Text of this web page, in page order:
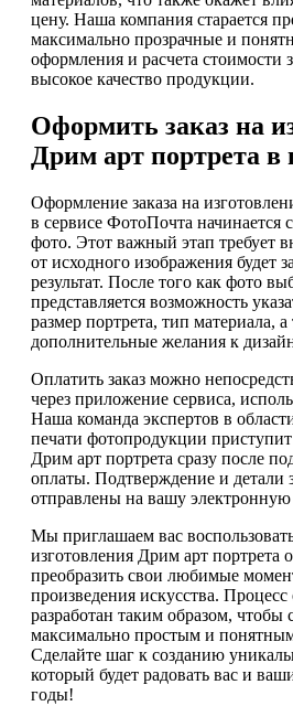
цену. Наша компания старается
максимально прозрачные и
оформления и расчета стоимости
высокое качество продукции.
Оформить заказ на
Дрим арт портрета в
Оформление заказа на
в сервисе ФотоПочта начинается
фото. Этот важный этап требует
от исходного изображения будет
результат. После того как фото
представляется возможность
размер портрета, тип материала, а
дополнительные желания к
Оплатить заказ можно
через приложение сервиса,
Наша команда экспертов в
печати фотопродукции
Дрим арт портрета сразу после
оплаты. Подтверждение и детали
отправлены на вашу электронную
Мы приглашаем вас
изготовления Дрим арт портрета
преобразить свои любимые
произведения искусства. Процесс
разработан таким образом, чтобы
максимально простым и
Сделайте шаг к созданию
который будет радовать вас и
годы!